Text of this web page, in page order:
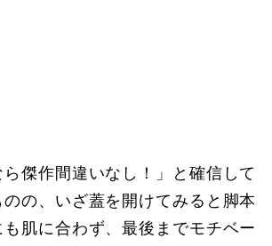
ら傑作間違いなし！」と確信して
の、いざ蓋を開けてみると脚本
肌に合わず、最後までモチベー